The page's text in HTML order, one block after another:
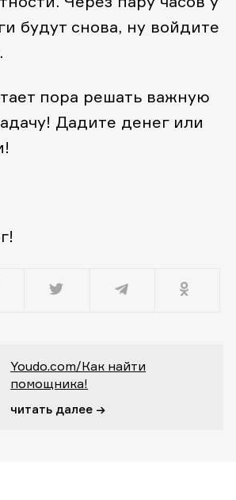
будут снова, ну войдите
пора решать важную
Дадите денег или
Youdo.com/Как найти
помощника!
читать далее →